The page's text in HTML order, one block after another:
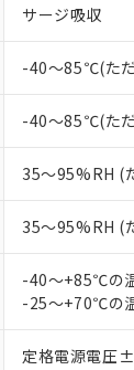
サージ吸収
-40～85℃(た
-40～85℃(た
35～95%RH (
35～95%RH (
-40～+85℃の
-25～+70℃の
定格電源電圧
*EU
鉛
六
フ
但
部
※3
「
Pb(
※2
「
「
味
「